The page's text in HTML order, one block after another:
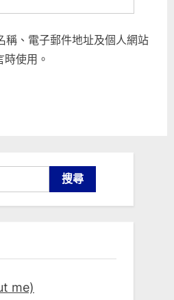
稱、電子郵件地址及個人網站
使用。
me)